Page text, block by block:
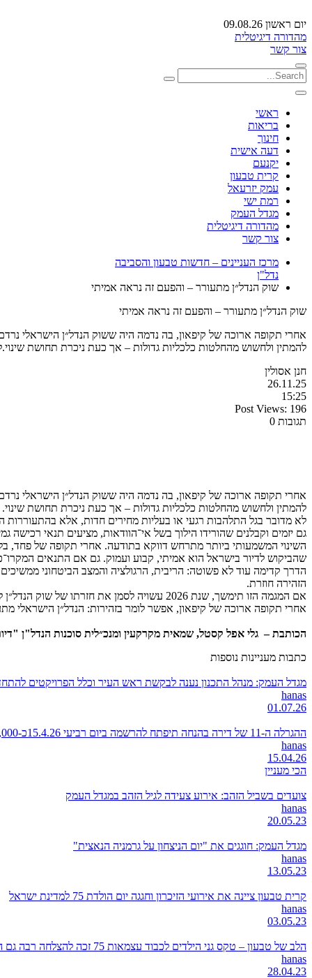
יום ראשון 09.08.26
מהדורה דיגיטלית
צור קשר
ראשי
בריאות
חינוך
דעה אישית
יקנעם
קרית טבעון
עמק יזרעאל
רמת ישי
מגדל העמק
מהדורה דיגיטלית
צור קשר
מרכז העניינים – חדשות טבעון והסביבה
נדל"ן
שוק הנדל״ן מתעורר – והפעם זה נראה אמיתי
שוק הנדל״ן מתעורר – והפעם זה נראה אמיתי
אחרי תקופה ארוכה של קיפאון, בה נדמה היה ששוק הנדל״ן הישראלי
להמתין ולחשוש מהחלטות כלכליות גדולות – אך כעת ניכרת תחושת
חנן אסולין
26.11.25
15:25
Post Views: 196
תגובות 0
אחרי תקופה ארוכה של קיפאון, בה נדמה היה ששוק הנדל״ן הישראלי
להמתין ולחשוש מהחלטות כלכליות גדולות – אך כעת ניכרת תחושת שינוי.
לא מדובר בגל התלהבות רגעי או בעליות מחירים חדות, אלא
גם יזמים וקבלנים שהורידו הילוך בשל אי־הוודאות, מציעים תנאי
השינוי המשמעותי ביותר מתרחש דווקא בתודעה. אחרי תקופה של פחד,
שהביקוש לדיור בישראל הוא אמיתי, קבוע ועמוק. גם אם התנאים
הדרך קדימה עוד לא פשוטה: הריבית, הרגולציה והמצב הביטחוני
הזהירה חוזרת.
אם המגמה הזו תימשך, שנת 2026 עשויה לסמן את חזרתו של שוק הנדל״ן לפעילות נורמלית ויציבה – כזו שמבוססת על ביקוש אמיתי, על פרויקטים אחראיים, ועל אמון מחודש של הציבור.
אחרי תקופה ארוכה של קיפאון, אפשר לומר בזהירות: הנדל״ן הישראלי
הכותבת – גלי אפל קסטל, שמאית מקרקעין ומנכ״לית סוכנות הנדל"ן
כתבות מעניינות נוספות
מגדל העמק: מנהל התכנון נענה לבקשת ראש העיר וכלל הפרויקטים
hanas
01.07.26
ההגרלה ה-11 של דירה בהנחה תיפתח להרשמה ביום רביעי 15.4.26כ-8,000 דירות ב-14 יישובים ברחבי הארץ
hanas
15.04.26
הכי מעניין
צועדים בשביל הזהב: אירוע צעידה לגיל הזהב במגדל העמק
hanas
20.05.23
מגדל העמק: חוגגים את "יום הניצחון על גרמניה הנאצית"
hanas
13.05.23
קרית טבעון ציינה את אירועי הזיכרון וחגגה יום הולדת 75 למדינת ישראל
hanas
03.05.23
הלב של טבעון – טקס גני הילדים לכבוד עצמאות 75 זכה להצלחה רבה גם השנה
hanas
28.04.23